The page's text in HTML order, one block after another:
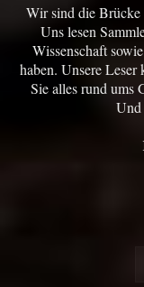
Wir sind die Brücke
Uns lesen
Wissenschaft
haben. Unsere
Sie alles rund ums
Und